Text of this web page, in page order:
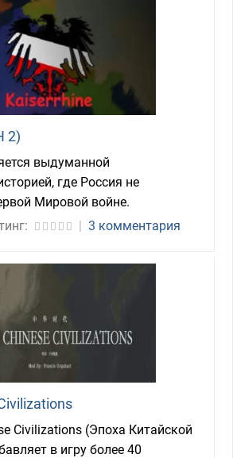
2)
выдуманной
где Россия не
Мировой войне.
| 3 комментария
Civilizations (Эпоха Китайской
в игру более 40